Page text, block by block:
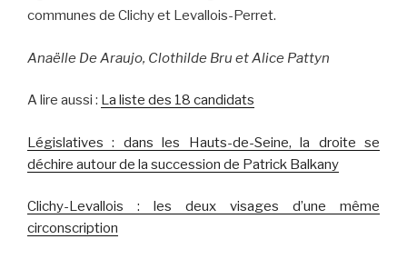
communes de Clichy et Levallois-Perret.
Anaëlle De Araujo, Clothilde Bru et Alice Pattyn
A lire aussi : La liste des 18 candidats
Législatives : dans les Hauts-de-Seine, la droite se
déchire autour de la succession de Patrick Balkany
Clichy-Levallois : les deux visages d’une même
circonscription